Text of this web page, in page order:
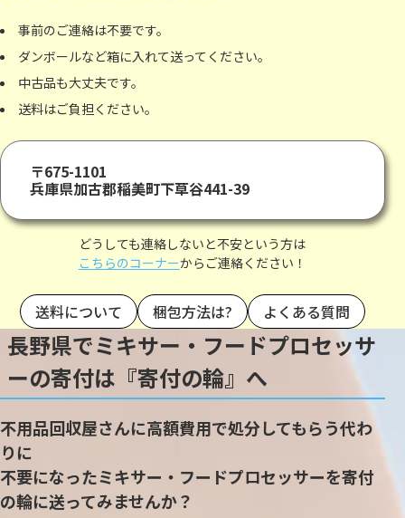
事前のご連絡は不要です。
ダンボールなど箱に入れて送ってください。
中古品も大丈夫です。
送料はご負担ください。
〒675-1101
兵庫県加古郡稲美町下草谷441-39
どうしても連絡しないと不安という方は
こちらのコーナーからご連絡ください！
送料について 梱包方法は? よくある質問
長野県でミキサー・フードプロセッサ
ーの寄付は『寄付の輪』へ
不用品回収屋さんに高額費用で処分してもらう代わ
りに
不要になったミキサー・フードプロセッサーを寄付
の輪に送ってみませんか？